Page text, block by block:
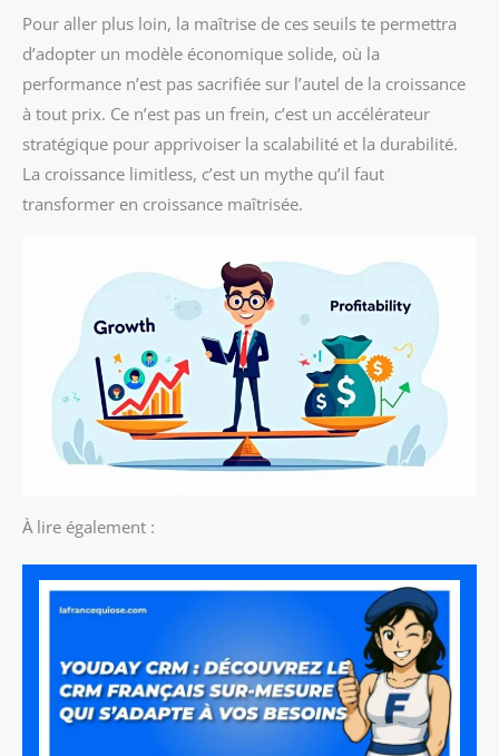
Pour aller plus loin, la maîtrise de ces seuils te permettra
d’adopter un modèle économique solide, où la
performance n’est pas sacrifiée sur l’autel de la croissance
à tout prix. Ce n’est pas un frein, c’est un accélérateur
stratégique pour apprivoiser la scalabilité et la durabilité.
La croissance limitless, c’est un mythe qu’il faut
transformer en croissance maîtrisée.
À lire également :